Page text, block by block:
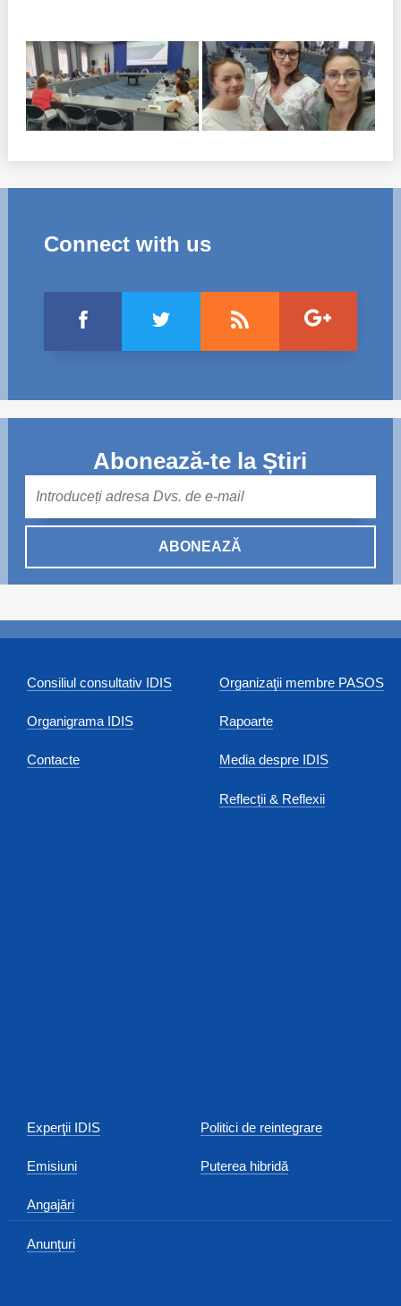
Connect with us
Abonează-te la Știri
ABONEAZĂ
Consiliul consultativ IDIS
Organigrama IDIS
Contacte
Organizaţii membre PASOS
Rapoarte
Media despre IDIS
Reflecții & Reflexii
Experţii IDIS
Emisiuni
Angajări
Anunțuri
Politici de reintegrare
Puterea hibridă